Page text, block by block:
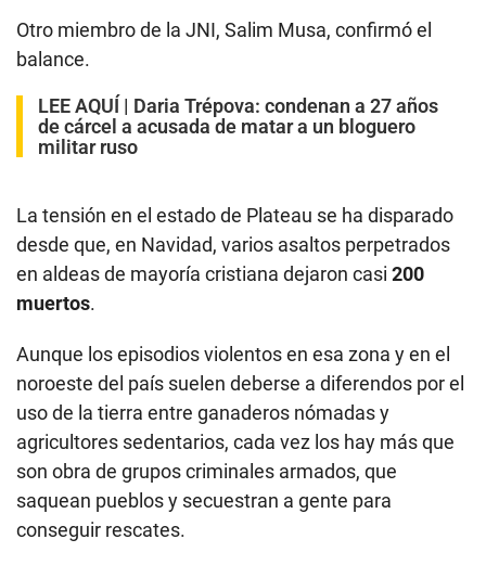
Otro miembro de la JNI, Salim Musa, confirmó el
balance.
LEE AQUÍ | Daria Trépova: condenan a 27 años
de cárcel a acusada de matar a un bloguero
militar ruso
La tensión en el estado de Plateau se ha disparado
desde que, en Navidad, varios asaltos perpetrados
en aldeas de mayoría cristiana dejaron casi 200
muertos.
Aunque los episodios violentos en esa zona y en el
noroeste del país suelen deberse a diferendos por el
uso de la tierra entre ganaderos nómadas y
agricultores sedentarios, cada vez los hay más que
son obra de grupos criminales armados, que
saquean pueblos y secuestran a gente para
conseguir rescates.